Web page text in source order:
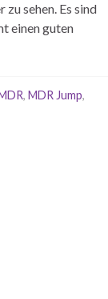
sehen. Es sind
einen guten
, MDR Jump,